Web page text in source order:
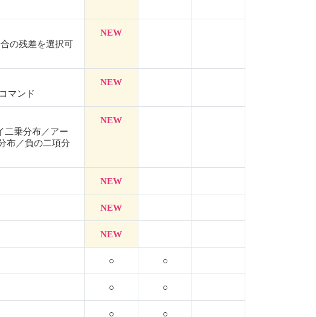
の残差を選択可
NEW
マンド
NEW
二乗分布／アー
布／負の二項分
NEW
NEW
NEW
NEW
○ ○
○ ○
○ ○